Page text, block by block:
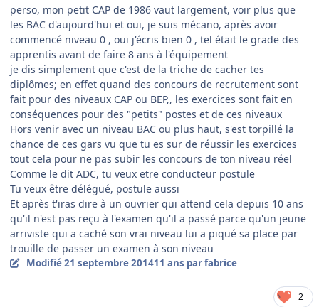
perso, mon petit CAP de 1986 vaut largement, voir plus que
les BAC d'aujourd'hui et oui, je suis mécano, après avoir
commencé niveau 0 , oui j'écris bien 0 , tel était le grade des
apprentis avant de faire 8 ans à l'équipement
je dis simplement que c'est de la triche de cacher tes
diplômes; en effet quand des concours de recrutement sont
fait pour des niveaux CAP ou BEP,, les exercices sont fait en
conséquences pour des "petits" postes et de ces niveaux
Hors venir avec un niveau BAC ou plus haut, s'est torpillé la
chance de ces gars vu que tu es sur de réussir les exercices
tout cela pour ne pas subir les concours de ton niveau réel
Comme le dit ADC, tu veux etre conducteur postule
Tu veux être délégué, postule aussi
Et après t'iras dire à un ouvrier qui attend cela depuis 10 ans
qu'il n'est pas reçu à l'examen qu'il a passé parce qu'un jeune
arriviste qui a caché son vrai niveau lui a piqué sa place par
trouille de passer un examen à son niveau
Modifié21 septembre 201411 ans par fabrice
2